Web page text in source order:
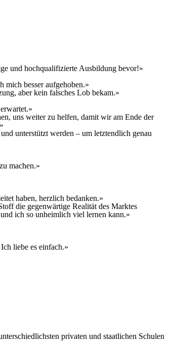
und hochqualifizierte Ausbildung bevor!»
mich besser aufgehoben.»
aber kein falsches Lob bekam.»
uns weiter zu helfen, damit wir am Ende der
unterstützt werden – um letztendlich genau
machen.»
haben, herzlich bedanken.»
die gegenwärtige Realität des Marktes
ich so unheimlich viel lernen kann.»
liebe es einfach.»
privaten und staatlichen Schulen